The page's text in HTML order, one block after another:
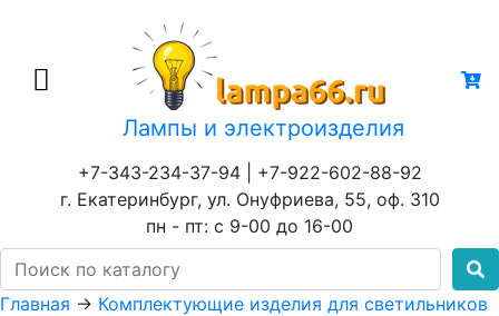
Лампы и электроизделия
+7-343-234-37-94 | +7-922-602-88-92
г. Екатеринбург, ул. Онуфриева, 55, оф. 310
пн - пт: с 9-00 до 16-00
Главная → Комплектующие изделия для светильников